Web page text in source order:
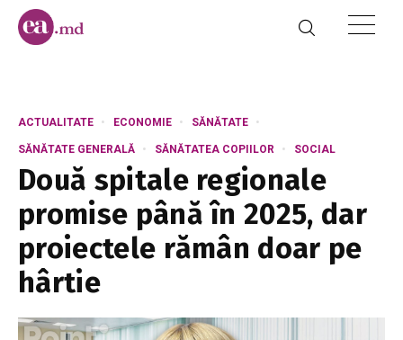
ACTUALITATE ECONOMIE SĂNĂTATE
SĂNĂTATE GENERALĂ SĂNĂTATEA COPIILOR SOCIAL
Două spitale regionale
promise până în 2025, dar
proiectele rămân doar pe
hârtie